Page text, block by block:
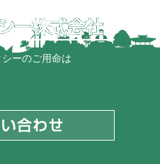
ーのご用命は